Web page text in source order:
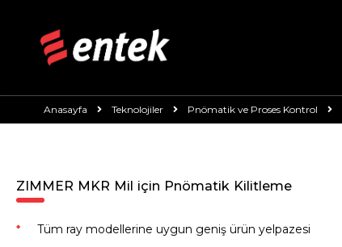
Anasayfa Teknolojiler Pnömatik ve Proses Kontrol
ZIMMER MKR Mil için Pnömatik Kilitleme
Tüm ray modellerine uygun geniş ürün yelpazesi